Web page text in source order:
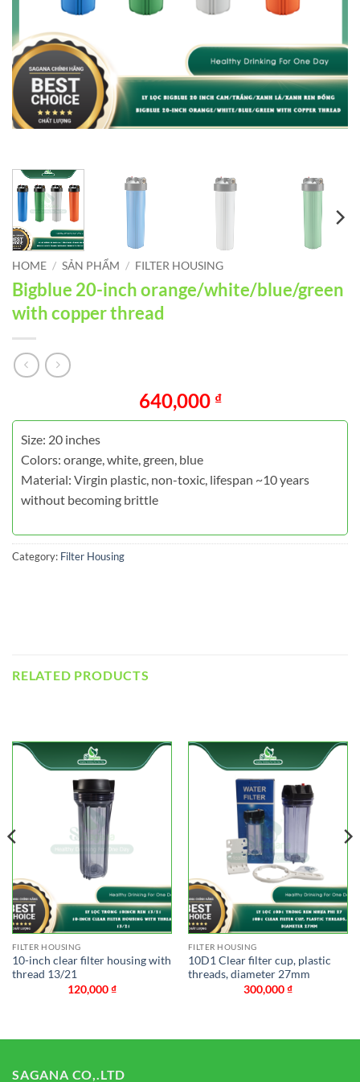
HOME / SẢN PHẨM / FILTER HOUSING
Bigblue 20-inch orange/white/blue/green
with copper thread
640,000 ₫
Size: 20 inches
Colors: orange, white, green, blue
Material: Virgin plastic, non-toxic, lifespan ~10 years
without becoming brittle
Category: Filter Housing
RELATED PRODUCTS
FILTER HOUSING
10-inch clear filter housing with
thread 13/21
120,000₫
FILTER HOUSING
10D1 Clear filter cup, plastic
threads, diameter 27mm
300,000₫
SAGANA CO,.LTD